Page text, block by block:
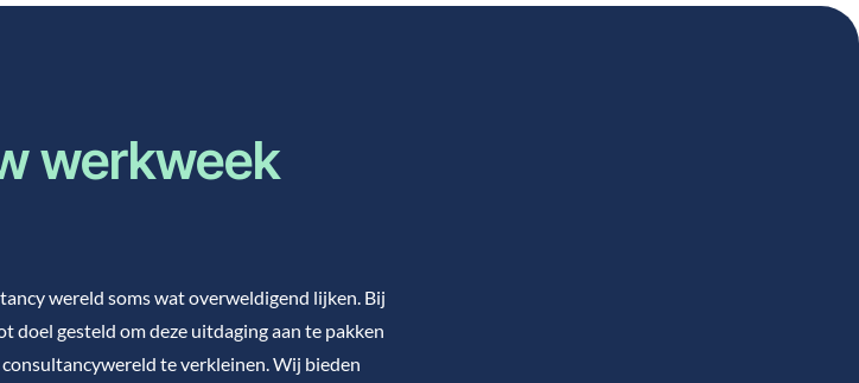
werkweek
wereld soms wat overweldigend lijken. Bij
doel gesteld om deze uitdaging aan te pakken
te verkleinen. Wij bieden